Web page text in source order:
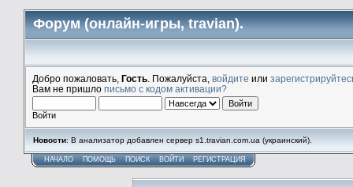
Форум (онлайн-игры, travian).
Добро пожаловать, Гость . Пожалуйста, войдите или
Вам не пришло письмо с кодом активации?
Войти
Новости: В анализатор добавлен сервер s1.travian.com.ua (украинский).
НАЧАЛО ПОМОЩЬ ПОИСК ВОЙТИ РЕГИСТРАЦИЯ